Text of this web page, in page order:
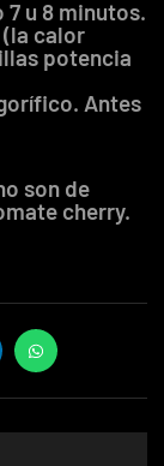
u 8 minutos.
calor
potencia
Antes
son de
cherry.